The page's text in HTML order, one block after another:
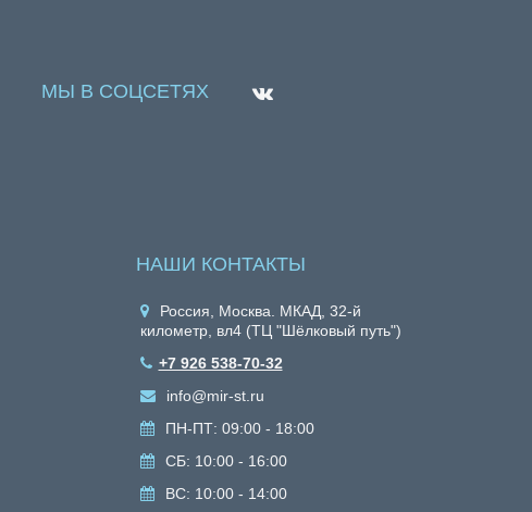
МЫ В СОЦСЕТЯХ
НАШИ КОНТАКТЫ
Россия, Москва. МКАД, 32-й
километр, вл4 (ТЦ "Шёлковый путь")
+7 926 538-70-32
info@mir-st.ru
ПН-ПТ: 09:00 - 18:00
СБ: 10:00 - 16:00
ВС: 10:00 - 14:00